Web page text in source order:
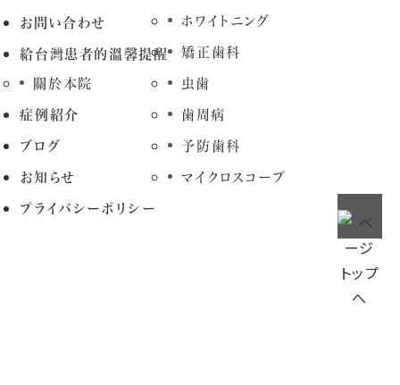
お問い合わせ
給台灣患者的溫馨提醒
關於本院
症例紹介
ブログ
お知らせ
プライバシーポリシー
ホワイトニング
矯正歯科
虫歯
歯周病
予防歯科
マイクロスコープ